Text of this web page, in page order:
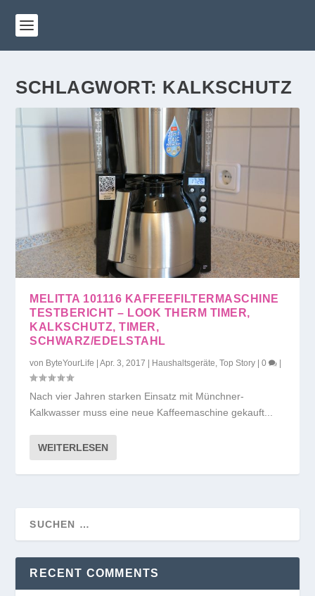
SCHLAGWORT: KALKSCHUTZ
MELITTA 101116 KAFFEEFILTERMASCHINE
TESTBERICHT – LOOK THERM TIMER,
KALKSCHUTZ, TIMER,
SCHWARZ/EDELSTAHL
von ByteYourLife |Apr. 3, 2017 | Haushaltsgeräte ,Top Story |0 |
Nach vier Jahren starken Einsatz mit Münchner-
Kalkwasser muss eine neue Kaffeemaschine gekauft...
WEITERLESEN
RECENT COMMENTS